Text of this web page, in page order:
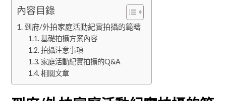
內容目錄
到府/外拍家庭活動紀實拍攝的範疇
基礎拍攝方案內容
拍攝注意事項
家庭活動紀實拍攝的Q&A
相關文章